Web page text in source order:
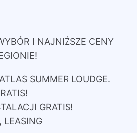
I NAJNIŻSZE CENY
SUMMER LOUDGE.
GRATIS!
LEASING